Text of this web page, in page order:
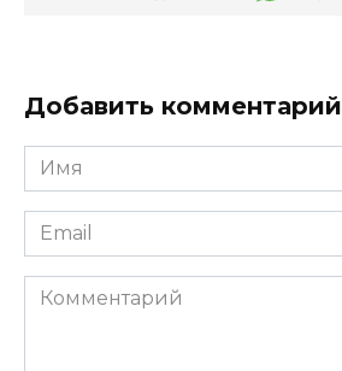
Добавить комментарий
Имя
Email
Комментарий